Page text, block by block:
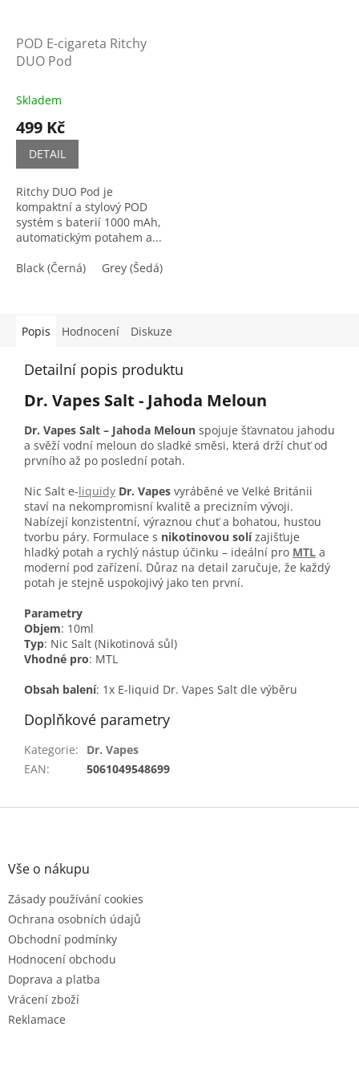
POD E-cigareta Ritchy
DUO Pod
Skladem
499 Kč
DETAIL
Ritchy DUO Pod je
kompaktní a stylový POD
systém s baterií 1000 mAh,
automatickým potahem a...
Black (Černá)
Grey (Šedá)
Popis Hodnocení Diskuze
Detailní popis produktu
Dr. Vapes Salt - Jahoda Meloun
Dr. Vapes Salt – Jahoda Meloun spojuje šťavnatou jahodu
a svěží vodní meloun do sladké směsi, která drží chuť od
prvního až po poslední potah.
Nic Salt e-liquidy Dr. Vapes vyráběné ve Velké Británii
staví na nekompromisní kvalitě a precizním vývoji.
Nabízejí konzistentní, výraznou chuť a bohatou, hustou
tvorbu páry. Formulace s nikotinovou solízajišťuje
hladký potah a rychlý nástup účinku – ideální pro MTL a
moderní pod zařízení. Důraz na detail zaručuje, že každý
potah je stejně uspokojivý jako ten první.
Parametry
Objem: 10ml
Typ: Nic Salt (Nikotinová sůl)
Vhodné pro: MTL
Obsah balení: 1x E-liquid Dr. Vapes Salt dle výběru
Doplňkové parametry
Kategorie:
Dr. Vapes
EAN: 5061049548699
Z
Vše o nákupu
Zásady používání cookies
Ochrana osobních údajů
Obchodní podmínky
Hodnocení obchodu
Doprava a platba
Vrácení zboží
Reklamace